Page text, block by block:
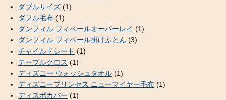
ダブルサイズ (1)
ダフル毛布 (1)
ダンフィル フィベールオーバーレイ (1)
ダンフィル フィベール掛けふとん (3)
チャイルドシート (1)
テーブルクロス (1)
ディズニー ウォッシュタオル (1)
ディズニープリンセス ニューマイヤー毛布 (1)
ディスポカバー (1)